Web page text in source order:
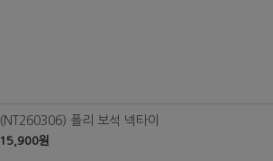
(NT260306) 폴리 보석 넥타이
15,900원